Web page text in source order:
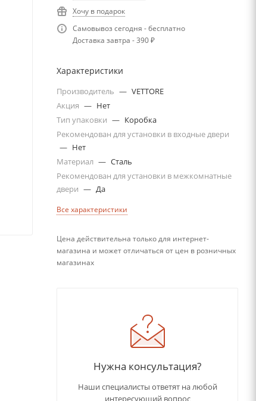
Хочу в подарок
Самовывоз сегодня - бесплатно
Доставка завтра - 390 ₽
Характеристики
Производитель — VETTORE
Акция — Нет
Тип упаковки — Коробка
Рекомендован для установки в входные двери
— Нет
Материал — Сталь
Рекомендован для установки в межкомнатные
двери — Да
Все характеристики
Цена действительна только для интернет-
магазина и может отличаться от цен в розничных
магазинах
Нужна консультация?
Наши специалисты ответят на любой
интересующий вопрос